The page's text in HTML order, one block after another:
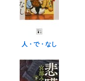
人・で・なし